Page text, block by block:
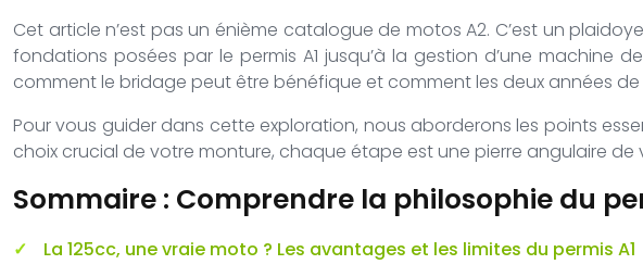
Cet article n’est pas un énième catalogue de motos A2. C’est un
fondations posées par le permis A1 jusqu’à la gestion d’une machine
comment le bridage peut être bénéfique et comment les deux années
Pour vous guider dans cette exploration, nous aborderons les points
choix crucial de votre monture, chaque étape est une pierre angulaire
Sommaire : Comprendre la philosophie du
La 125cc, une vraie moto ? Les avantages et les limites du permis A1